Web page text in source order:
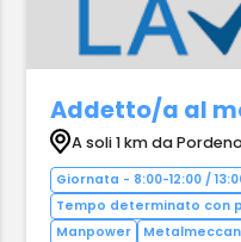
Addetto/a al
A soli 1 km da
Giornata - 8:00-12:00 /
Tempo determinato con
Manpower